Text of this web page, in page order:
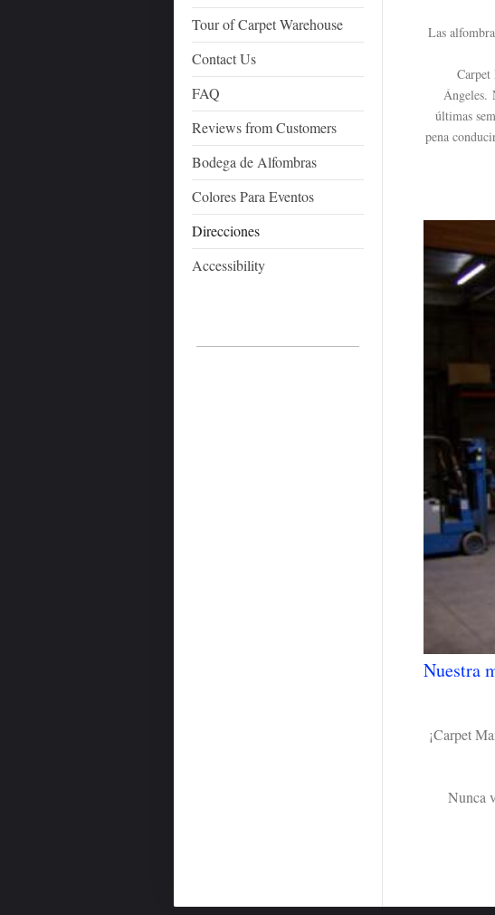
Tour of Carpet Warehouse
Contact Us
FAQ
Reviews from Customers
Bodega de Alfombras
Colores Para Eventos
Direcciones
Accessibility
Las
Ángeles.
últimas
pena
Nuestra
¡Carpet
Nunca